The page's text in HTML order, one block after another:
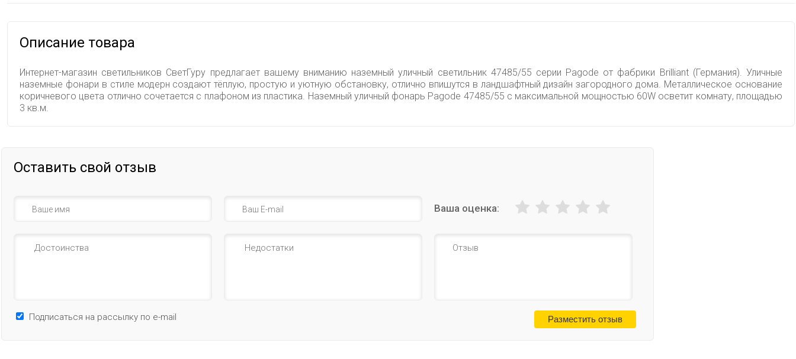
Описание товара
Интернет-магазин светильников СветГуру предлагает вашему вниманию наземный уличный светильник 47485/55 серии Pagode от фабрики Brilliant (Германия). Уличные
наземные фонари в стиле модерн создают тёплую, простую и уютную обстановку, отлично впишутся в ландшафтный дизайн загородного дома. Металлическое основание
коричневого цвета отлично сочетается с плафоном из пластика. Наземный уличный фонарь Pagode 47485/55 с максимальной мощностью 60W осветит комнату, площадью
3 кв.м.
Оставить свой отзыв
Ваша оценка:
Подписаться на рассылку по e-mail